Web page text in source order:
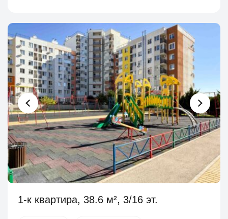
1-к квартира, 38.6 м², 3/16 эт.